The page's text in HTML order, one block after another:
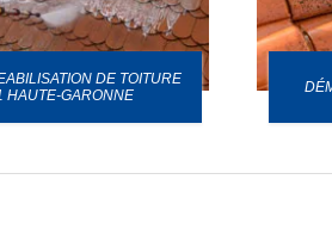
DE TOITURE
HAUTE-GARONNE